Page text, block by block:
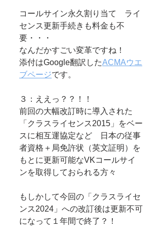
コールサイン永久割り当て　ライ
センス更新手続きも料金も不
要・・・
なんだかすごい変革ですね！
添付はGoogle翻訳したACMAウエ
ブページです。
３：ええっ？？！！
前回の大幅改訂時に導入された
「クラスライセンス2015」をベー
スに相互運協定など　日本の従事
者資格＋局免許状（英文証明）を
もとに更新可能なVKコールサイ
ンを取得しておられる方々
もしかして今回の「クラスライセ
ンス2024」への改訂後は更新不可
になって１年間で終了？！